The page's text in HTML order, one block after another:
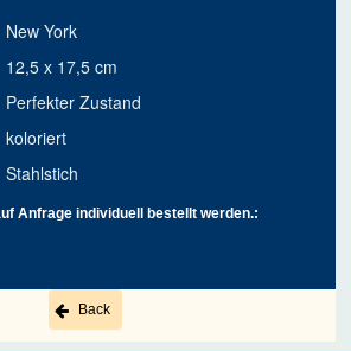
New York
12,5 x 17,5 cm
Perfekter Zustand
koloriert
Stahlstich
Anfrage individuell bestellt werden.:
Back